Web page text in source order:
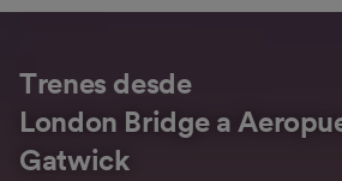
Trenes desde
London Bridge a
Gatwick